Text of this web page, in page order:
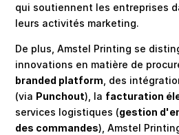
qui soutiennent les entreprises
leurs activités marketing.
De plus, Amstel Printing se
innovations en matière de
branded platform , des
(via Punchout), la facturation
services logistiques (gestion
des commandes), Amstel